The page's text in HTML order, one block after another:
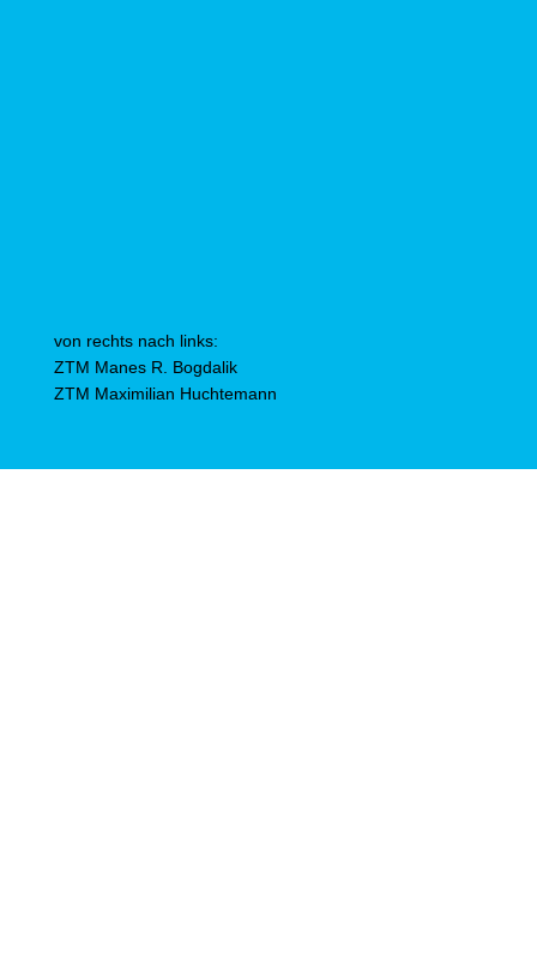
von rechts nach links:
ZTM Manes R. Bogdalik
ZTM Maximilian Huchtemann